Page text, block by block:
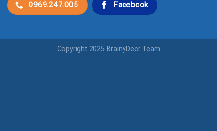
0969.247.005 Facebook
Copyright 2025 BrainyDeer Team